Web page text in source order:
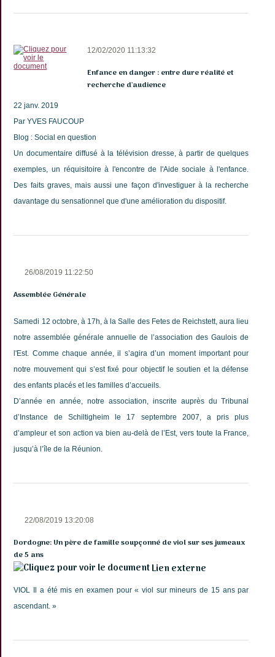
12/02/2020 11:13:32
Enfance en danger : entre dure réalité et
recherche d'audience
22 janv. 2019
Par YVES FAUCOUP
Blog : Social en question
Un documentaire diffusé à la télévision dresse, à partir de quelques
exemples, un réquisitoire à l'encontre de l'Aide sociale à l'enfance.
Des faits graves, mais aussi une façon d'investiguer à la recherche
davantage du sensationnel que d'une amélioration du dispositif.
26/08/2019 11:22:50
Assemblée Générale
Samedi 12 octobre, à 17h, à la Salle des Fetes de Reichstett, aura lieu
notre assemblée générale annuelle de l’association des Gaulois de
l'Est. Comme chaque année, il s’agira d’un moment important pour
notre mouvement qui s’est fixé pour objectif le soutien et la défense
des enfants placés et les familles d’accueils.
D’année en année, notre association, inscrite auprès du Tribunal
d’Instance de Schiltigheim le 17 septembre 2007, a pris plus
d’ampleur et son action va bien au-delà de l’Est, vers toute la France,
jusqu’à l’île de la Réunion.
22/08/2019 13:20:08
Dordogne: Un père de famille soupçonné de viol sur ses jumeaux
de 5 ans
Lien externe
VIOL Il a été mis en examen pour « viol sur mineurs de 15 ans par
ascendant. »